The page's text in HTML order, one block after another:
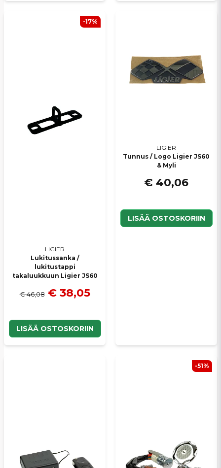
LIGIER
Lukitussanka /
lukitustappi
takaluukkuun Ligier JS60
€ 46,08 € 38,05
LISÄÄ OSTOSKORIIN
-17%
LIGIER
Tunnus / Logo Ligier JS60
& Myli
€ 40,06
LISÄÄ OSTOSKORIIN
-51%